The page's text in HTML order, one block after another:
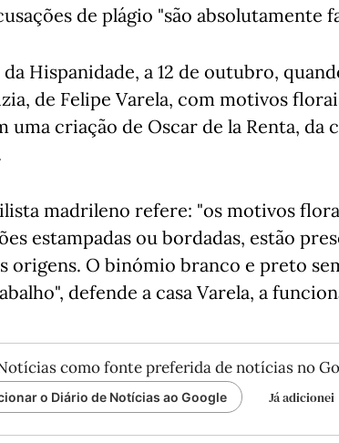
de plágio "são absolutamente
Hispanidade, a 12 de outubro,
de Felipe Varela, com motivos
uma criação de Oscar de la Renta, da
madrileno refere: "os motivos
estampadas ou bordadas, estão
origens. O binómio branco e preto
defende a casa Varela, a
como fonte preferida de notícias no
o Diário de Notícias ao Google Já adicionei